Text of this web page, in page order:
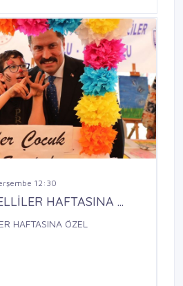
12:30
HAFTASINA ...
HAFTASINA ÖZEL